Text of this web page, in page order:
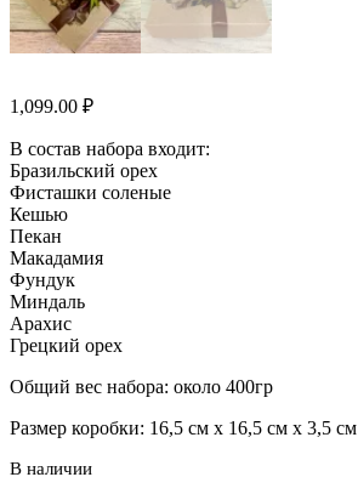
1,099.00 ₽
В состав набора входит:
Бразильский орех
Фисташки соленые
Кешью
Пекан
Макадамия
Фундук
Миндаль
Арахис
Грецкий орех
Общий вес набора: около 400гр
Размер коробки: 16,5 см х 16,5 см х 3,5 см
В наличии